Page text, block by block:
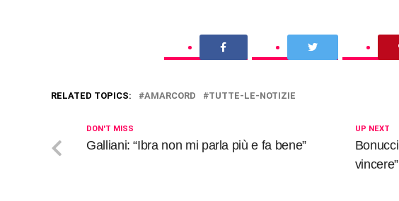
RELATED TOPICS: AMARCORD TUTTE-LE-NOTIZIE
UP NEXT
vincere”
DON'T MISS
Galliani: “Ibra non mi parla più e fa bene”